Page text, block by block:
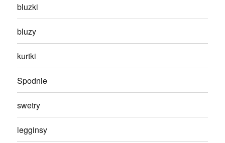
bluzki
bluzy
kurtki
Spodnie
swetry
legginsy